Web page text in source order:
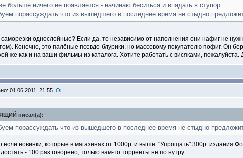
больше ничего не появляется - начинаю беситься и впадать в ступор.
порассуждать что из вышедшего в последнее время не стыдно
саморезки однослойные? Если да, то независимо от наполнения они нафиг не
Конечно, это палёные псевдо-блурики, но массовому покупателю пофиг.
же как и на ваши фильмы из каталога. Хотите работать с висяками,
01.06.2011, 21:55
писал(a):
порассуждать что из вышедшего в последнее время не стыдно
если новинки, которые в магазинах от 1000р. и выше. "Упрощать" 300р. издания
достать - 100 раз говорено, только вам-то торренты не по нутру.